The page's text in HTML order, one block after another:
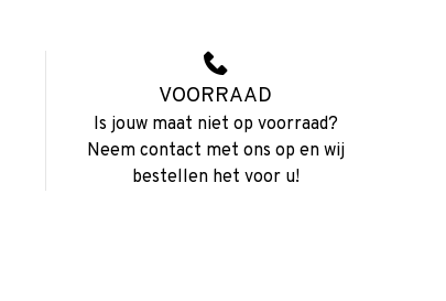
VOORRAAD
Is jouw maat niet op voorraad?
Neem contact met ons op en wij
bestellen het voor u!